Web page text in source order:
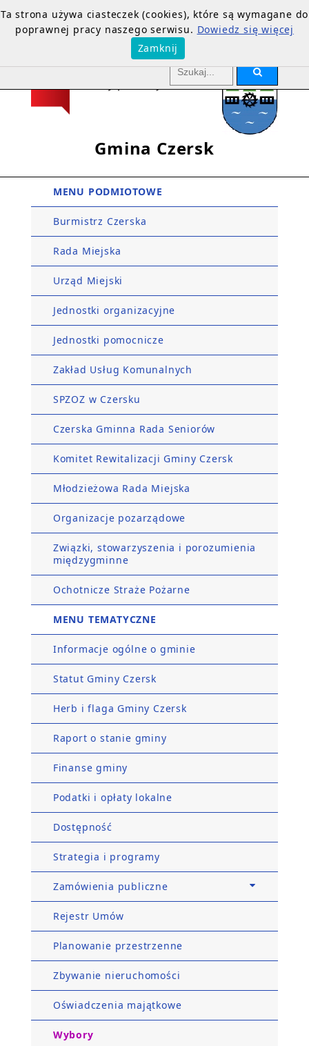
Gmina Czersk
MENU PODMIOTOWE
Burmistrz Czerska
Rada Miejska
Urząd Miejski
Jednostki organizacyjne
Jednostki pomocnicze
Zakład Usług Komunalnych
SPZOZ w Czersku
Czerska Gminna Rada Seniorów
Komitet Rewitalizacji Gminy Czersk
Młodzieżowa Rada Miejska
Organizacje pozarządowe
Związki, stowarzyszenia i porozumienia
międzygminne
Ochotnicze Straże Pożarne
MENU TEMATYCZNE
Informacje ogólne o gminie
Statut Gminy Czersk
Herb i flaga Gminy Czersk
Raport o stanie gminy
Finanse gminy
Podatki i opłaty lokalne
Dostępność
Strategia i programy
Zamówienia publiczne
Rejestr Umów
Planowanie przestrzenne
Zbywanie nieruchomości
Oświadczenia majątkowe
Wybory
Ta strona używa ciasteczek (cookies), które są wymagane do
poprawnej pracy naszego serwisu. Dowiedz się więcej
Zamknij